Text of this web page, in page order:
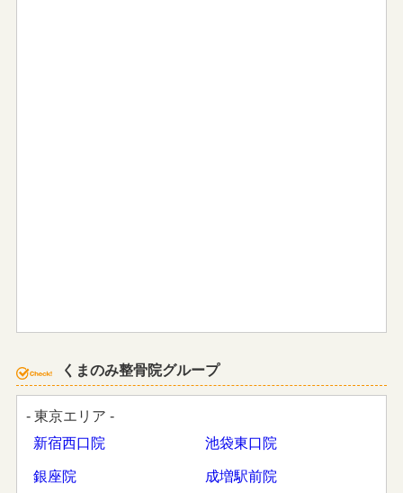
くまのみ整骨院グループ
- 東京エリア -
新宿西口院
池袋東口院
銀座院 成増駅前院